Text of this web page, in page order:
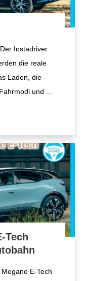
Instadriver
die reale
Laden, die
und
Tech
E-Tech